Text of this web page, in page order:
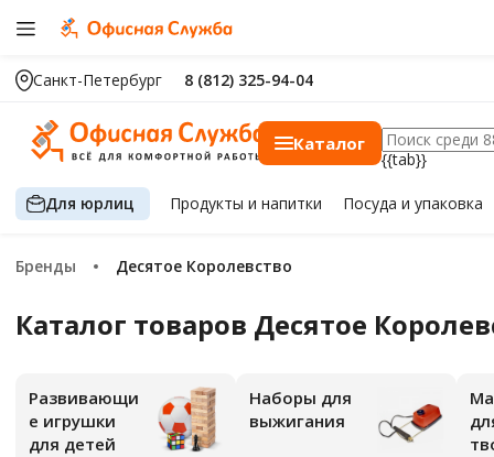
Санкт-Петербург 8 (812) 325-94-04
Каталог
{{tab}}
Для юрлиц Продуктыи напитки Посуда и упаковка
Бренды Десятое Королевство
Каталог товаров Десятое
Развивающи
е игрушки
для детей
Наборы для
выжигания